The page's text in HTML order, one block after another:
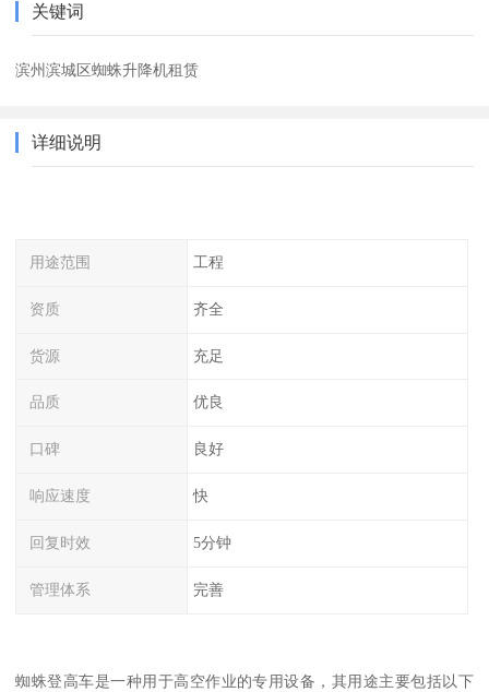
关键词
滨州滨城区蜘蛛升降机租赁
详细说明
用途范围 工程
资质 齐全
货源 充足
品质 优良
口碑 良好
响应速度 快
回复时效 5分钟
管理体系 完善
蜘蛛登高车是一种用于高空作业的专用设备，其用途主要包括以下